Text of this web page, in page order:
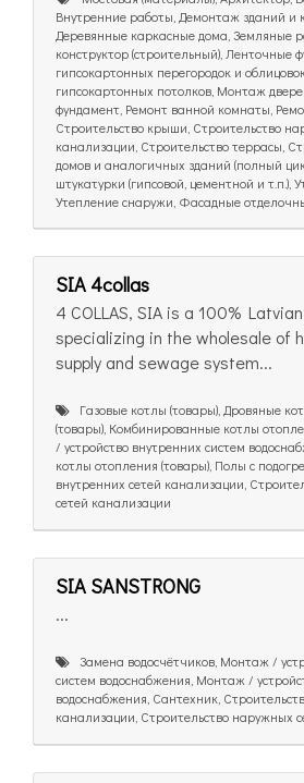
Внутренние работы, Демонтаж зданий и
Деревянные каркасные дома, Земляные
конструктор (строительный),
гипсокартонных перегородок и
гипсокартонных потолков, Монтаж
фундамент, Ремонт ванной комнаты,
Строительство крыши, Строительство
канализации, Строительство террасы,
домов и аналогичных зданий (полный
штукатурки (гипсовой, цементной и т.п.),
Утепление снаружи, Фасадные
SIA 4collas
4 COLLAS, SIA is a 100%
specializing in the wholesale of
supply and sewage system...
Газовые котлы (товары), Дровяные
(товары), Комбинированные котлы
/ устройство внутренних систем
котлы отопления (товары), Полы с
внутренних сетей канализации,
сетей канализации
SIA SANSTRONG
...
Замена водосчётчиков, Монтаж /
систем водоснабжения, Монтаж /
водоснабжения, Сантехник,
канализации, Строительство наружных